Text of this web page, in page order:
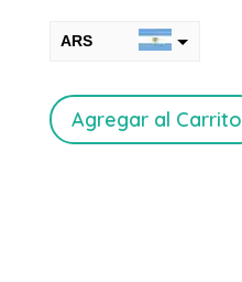
ARS
Curso
de
Agregar al Carrito